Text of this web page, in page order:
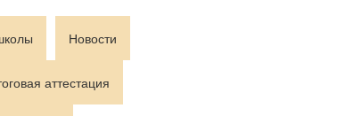
Новости
аттестация